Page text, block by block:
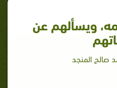
ويسألهم عن
صالح المنجد